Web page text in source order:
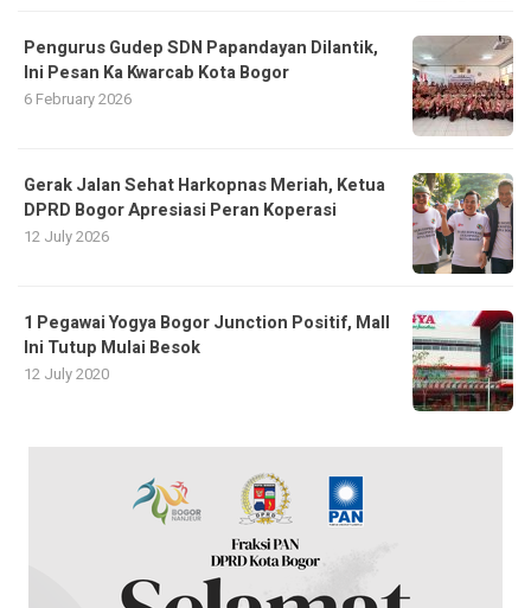
Pengurus Gudep SDN Papandayan Dilantik,
Ini Pesan Ka Kwarcab Kota Bogor
6 February 2026
Gerak Jalan Sehat Harkopnas Meriah, Ketua
DPRD Bogor Apresiasi Peran Koperasi
12 July 2026
1 Pegawai Yogya Bogor Junction Positif, Mall
Ini Tutup Mulai Besok
12 July 2020